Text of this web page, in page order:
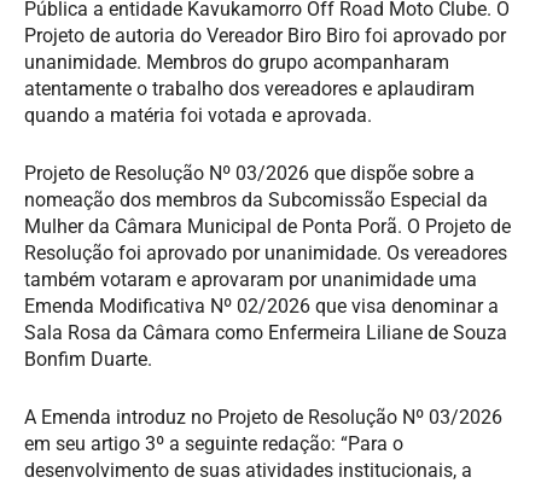
Pública a entidade Kavukamorro Off Road Moto Clube. O
Projeto de autoria do Vereador Biro Biro foi aprovado por
unanimidade. Membros do grupo acompanharam
atentamente o trabalho dos vereadores e aplaudiram
quando a matéria foi votada e aprovada.
Projeto de Resolução Nº 03/2026 que dispõe sobre a
nomeação dos membros da Subcomissão Especial da
Mulher da Câmara Municipal de Ponta Porã. O Projeto de
Resolução foi aprovado por unanimidade. Os vereadores
também votaram e aprovaram por unanimidade uma
Emenda Modificativa Nº 02/2026 que visa denominar a
Sala Rosa da Câmara como Enfermeira Liliane de Souza
Bonfim Duarte.
A Emenda introduz no Projeto de Resolução Nº 03/2026
em seu artigo 3º a seguinte redação: “Para o
desenvolvimento de suas atividades institucionais, a